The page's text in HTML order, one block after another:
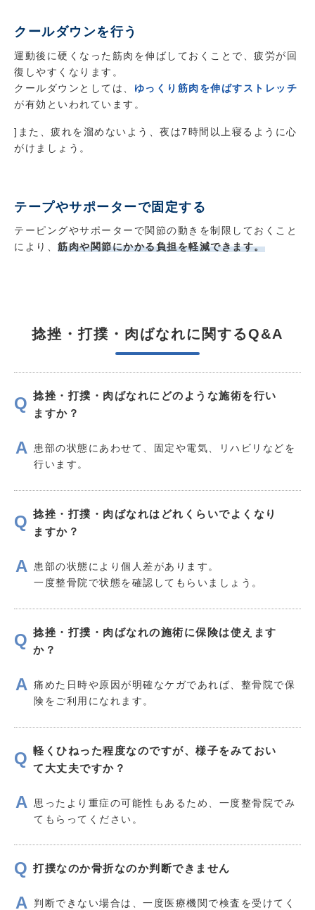
クールダウンを行う
運動後に硬くなった筋肉を伸ばしておくことで、疲労が回
復しやすくなります。
クールダウンとしては、 ゆっくり筋肉を伸ばすストレッチ
が有効といわれています。
]また、疲れを溜めないよう、夜は7時間以上寝るように心
がけましょう。
テープやサポーターで固定する
テーピングやサポーターで関節の動きを制限しておくこと
により、 筋肉や関節にかかる負担を軽減できます。
捻挫・打撲・肉ばなれに関するQ&A
捻挫・打撲・肉ばなれにどのような施術を行い
ますか？
患部の状態にあわせて、固定や電気、リハビリなどを
行います。
捻挫・打撲・肉ばなれはどれくらいでよくなり
ますか？
患部の状態により個人差があります。
一度整骨院で状態を確認してもらいましょう。
捻挫・打撲・肉ばなれの施術に保険は使えます
か？
痛めた日時や原因が明確なケガであれば、整骨院で保
険をご利用になれます。
軽くひねった程度なのですが、様子をみておい
て大丈夫ですか？
思ったより重症の可能性もあるため、一度整骨院でみ
てもらってください。
打撲なのか骨折なのか判断できません
判断できない場合は、一度医療機関で検査を受けてく